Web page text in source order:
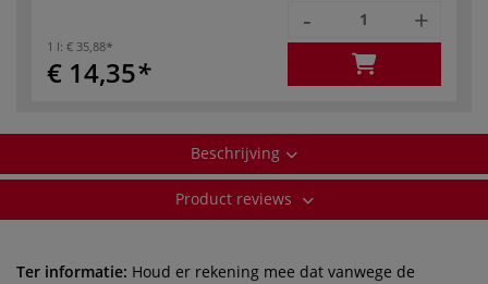
1 l: € 35,88
€ 14,35
- +
Beschrijving
Product reviews
Ter informatie: Houd er rekening mee dat vanwege de